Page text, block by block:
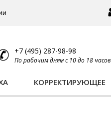
+7 (495) 287-98-98
По рабочим дням с 10 до 18 часов
КОРРЕКТИРУЮЩЕЕ